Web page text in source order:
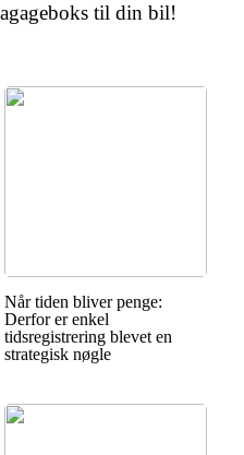
til din bil!
Når tiden bliver penge:
Derfor er enkel
tidsregistrering blevet en
strategisk nøgle